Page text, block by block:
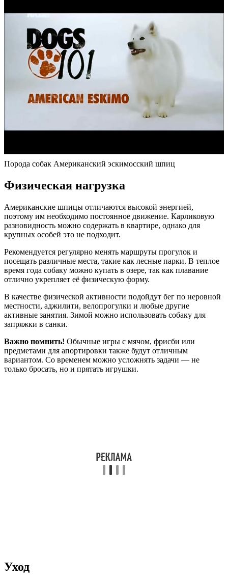
Порода собак Американский эскимосский шпиц
Физическая нагрузка
Американские шпицы отличаются высокой энергией,
поэтому им необходимо постоянное движение. Карликовую
разновидность можно содержать в квартире, однако для
крупных особей это не подходит.
Рекомендуется регулярно менять маршруты прогулок и
посещать различные места, такие как лесные парки. В теплое
время года собаку можно купать в озере, так как плавание
отлично укрепляет её физическую форму.
В качестве физической активности подойдут бег по неровной
местности, аджилити, велопрогулки и любые другие
активные занятия. Зимой можно использовать собаку для
запряжки в санки.
Важно помнить! Обычные игры с мячом, фрисби или
предметами для апортировки также будут отличным
вариантом. Со временем можно усложнять задачи — не
только бросать, но и прятать игрушки.
Уход